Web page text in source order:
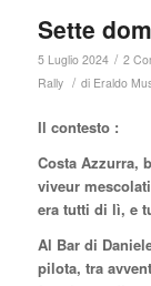
Sette
5 Luglio 2024 / 2
Rally / di Eraldo
Il contesto :
Costa Azzurra,
viveur
era tutti di lì, e
Al Bar di
pilota, tra